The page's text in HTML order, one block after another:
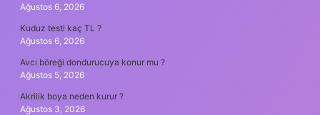
Ağustos 6, 2026
Kuduz testi kaç TL ?
Ağustos 6, 2026
Avcı böreği dondurucuya konur mu ?
Ağustos 5, 2026
Akrilik boya neden kurur ?
Ağustos 3, 2026